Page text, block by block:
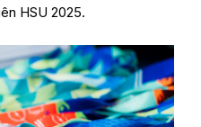
HSU 2025.